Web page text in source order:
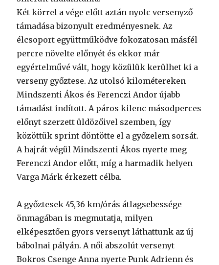
Két körrel a vége előtt aztán nyolc versenyző
támadása bizonyult eredményesnek. Az
élcsoport együttműködve fokozatosan másfél
percre növelte előnyét és ekkor már
egyértelművé vált, hogy közülük kerülhet ki a
verseny győztese. Az utolsó kilométereken
Mindszenti Ákos és Ferenczi Andor újabb
támadást indított. A páros kilenc másodperces
előnyt szerzett üldözőivel szemben, így
közöttük sprint döntötte el a győzelem sorsát.
A hajrát végül Mindszenti Ákos nyerte meg
Ferenczi Andor előtt, míg a harmadik helyen
Varga Márk érkezett célba.
A győztesek 45,36 km/órás átlagsebessége
önmagában is megmutatja, milyen
elképesztően gyors versenyt láthattunk az új
bábolnai pályán. A női abszolút versenyt
Bokros Csenge Anna nyerte Punk Adrienn és